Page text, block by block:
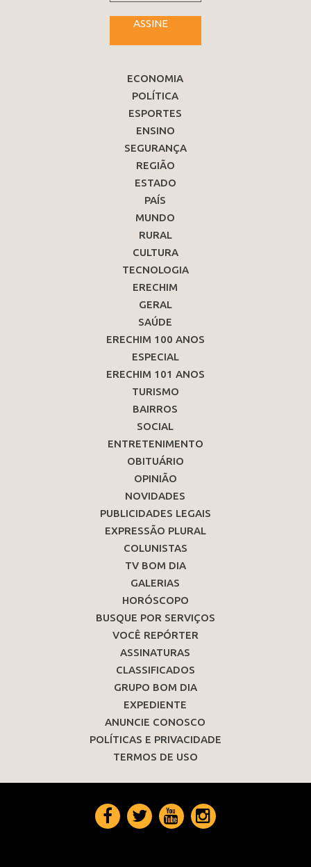
ASSINE
ECONOMIA
POLÍTICA
ESPORTES
ENSINO
SEGURANÇA
REGIÃO
ESTADO
PAÍS
MUNDO
RURAL
CULTURA
TECNOLOGIA
ERECHIM
GERAL
SAÚDE
ERECHIM 100 ANOS
ESPECIAL
ERECHIM 101 ANOS
TURISMO
BAIRROS
SOCIAL
ENTRETENIMENTO
OBITUÁRIO
OPINIÃO
NOVIDADES
PUBLICIDADES LEGAIS
EXPRESSÃO PLURAL
COLUNISTAS
TV BOM DIA
GALERIAS
HORÓSCOPO
BUSQUE POR SERVIÇOS
VOCÊ REPÓRTER
ASSINATURAS
CLASSIFICADOS
GRUPO BOM DIA
EXPEDIENTE
ANUNCIE CONOSCO
POLÍTICAS E PRIVACIDADE
TERMOS DE USO